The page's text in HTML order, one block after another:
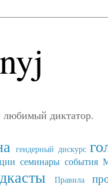
любимый диктатор.
гендерный дискурс
семинары события
Правила